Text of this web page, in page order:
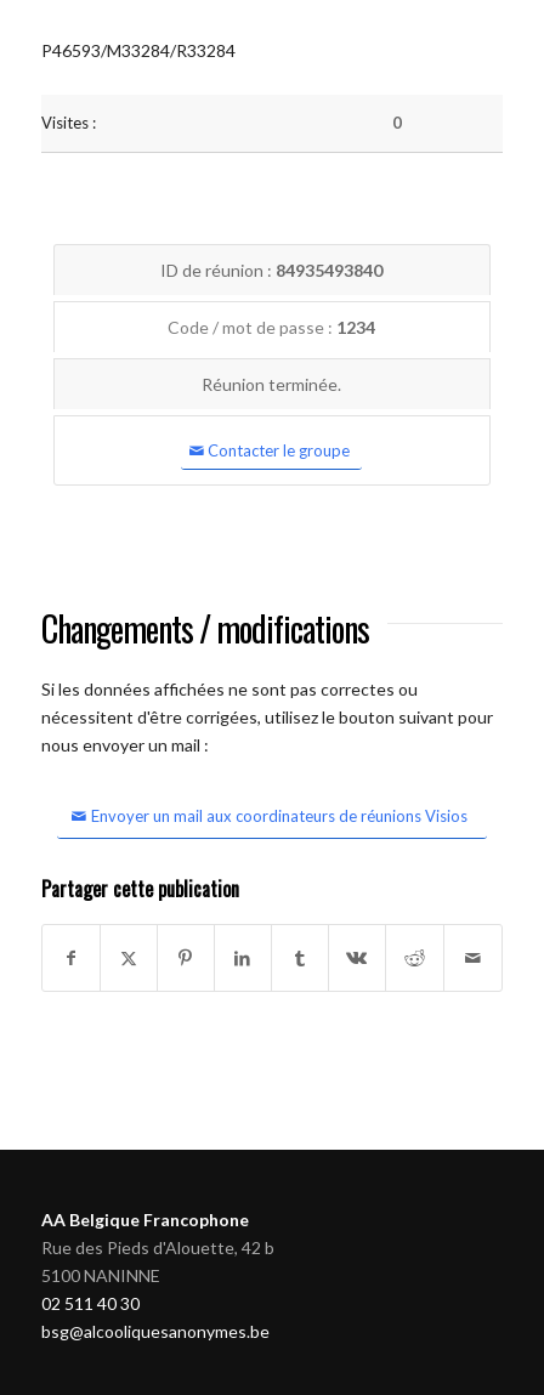
P46593/M33284/R33284
Visites : 0
ID de réunion : 84935493840
Code / mot de passe : 1234
Réunion terminée.
Contacter le groupe
Changements / modifications
Si les données affichées ne sont pas correctes ou
nécessitent d'être corrigées, utilisez le bouton suivant pour
nous envoyer un mail :
Envoyer un mail aux coordinateurs de réunions Visios
Partager cette publication
AA Belgique Francophone
Rue des Pieds d'Alouette, 42 b
5100 NANINNE
02 511 40 30
bsg@alcooliquesanonymes.be